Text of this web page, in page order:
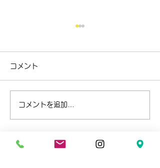
所沢の新たな給付処置と
コメント
コメントを追加…